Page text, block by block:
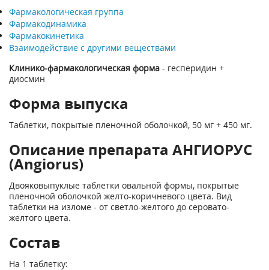
Фармакологическая группа
Фармакодинамика
Фармакокинетика
Взаимодействие с другими веществами
Клинико-фармакологическая форма - гесперидин +
диосмин
Форма выпуска
Таблетки, покрытые пленочной оболочкой, 50 мг + 450 мг.
Описание препарата АНГИОРУС
(Angiorus)
Двояковыпуклые таблетки овальной формы, покрытые
пленочной оболочкой желто-коричневого цвета. Вид
таблетки на изломе - от светло-желтого до серовато-
желтого цвета.
Состав
На 1 таблетку: